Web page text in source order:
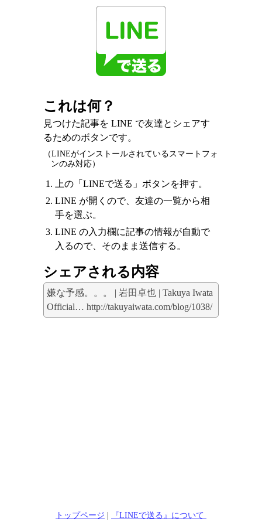
これは何？
見つけた記事を LINE で友達とシェアす
るためのボタンです。
（LINEがインストールされているスマートフォ
ンのみ対応）
上の「LINEで送る」ボタンを押す。
LINE が開くので、友達の一覧から相
手を選ぶ。
LINE の入力欄に記事の情報が自動で
入るので、そのまま送信する。
シェアされる内容
嫌な予感。。。 | 岩田卓也 | Takuya Iwata
Official… http://takuyaiwata.com/blog/1038/
トップページ | 『LINEで送る』について